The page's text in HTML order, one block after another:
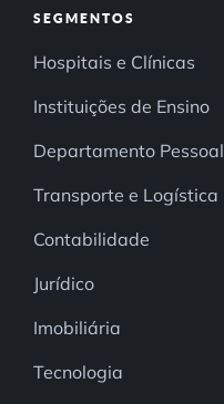
SEGMENTOS
Hospitais e Clínicas
Instituições de Ensino
Departamento Pessoal
Transporte e Logística
Contabilidade
Jurídico
Imobiliária
Tecnologia